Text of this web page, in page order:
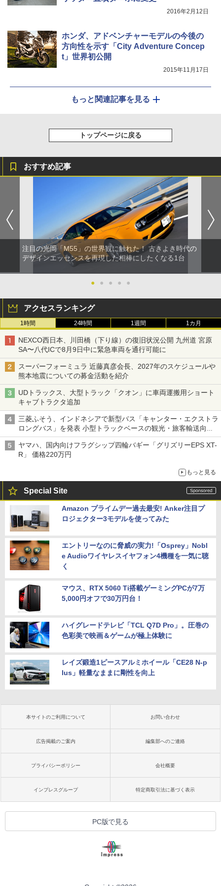
2016年2月12日
ホンダ、アドベンチャーモデルの今後の
方向性を示す「City Adventure Concep
t」世界初公開
2015年11月17日
もっと関連記事を見る
トップページに戻る
おすすめ記事
注目の光岡「M55」の世界観に触れた！ 古きよき時代の
デザインエッセンスを再現した相棒にしたくなる1台
● ● ● ● ●
アクセスランキング
1時間 24時間 1週間 1カ月
NEXCO西日本、川田橋（下り線）の復旧状況公開 九州道 宮原
SA〜八代ICで8月9日中に緊急車両を通行可能に
スーパーフォーミュラ 近藤真彦会長、2027年のスケジュールや
熊本地震についての募金活動を紹介
UDトラックス、大型トラック「クオン」に車両運搬用ショート
キャブトラクタ追加
三菱ふそう、インドネシアで新型バス「キャンター・エクストラ
ロングバス」を発表 小型トラックベースの観光・旅客輸送向け
バス
ヤマハ、国内向けフラグシップ四輪バギー「グリズリーEPS XT-
R」 価格220万円
もっと見る
Special Site
Amazon プライムデー過去最安! Anker注目プ
ロジェクター3モデルを使ってみた
エントリーなのに脅威の実力!「Osprey」Nobl
e Audioワイヤレスイヤフォン4機種を一気に聴
く
マウス、RTX 5060 Ti搭載ゲーミングPCが7万
5,000円オフで30万円台！
ハイグレードテレビ「TCL Q7D Pro」。圧巻の
色彩美で映画＆ゲームが極上体験に
レイズ鍛造1ピースアルミホイール「CE28 N-p
lus」軽量なままに剛性を向上
本サイトのご利用について お問い合わせ
広告掲載のご案内 編集部へのご連絡
プライバシーポリシー 会社概要
インプレスグループ 特定商取引法に基づく表示
PC版で見る